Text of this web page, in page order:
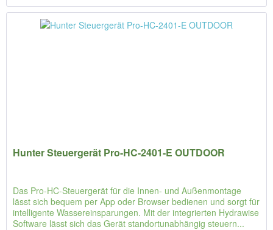
Hunter Steuergerät Pro-HC-2401-E OUTDOOR
Das Pro-HC-Steuergerät für die Innen- und Außenmontage
lässt sich bequem per App oder Browser bedienen und sorgt für
intelligente Wassereinsparungen. Mit der integrierten Hydrawise
Software lässt sich das Gerät standortunabhängig steuern...